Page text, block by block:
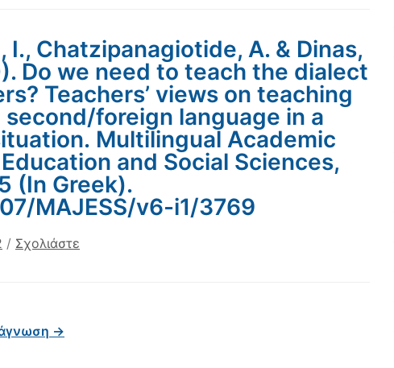
I., Chatzipanagiotide, A. & Dinas,
Do we need to teach the dialect
Teachers’ views on teaching
second/foreign language in a
Multilingual Academic
and Social Sciences,
(In Greek).
MAJESS/v6-i1/3769
/ Σχολιάστε
→